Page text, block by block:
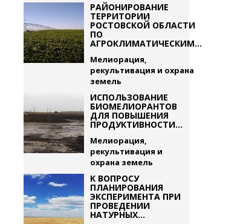
РАЙОНИРОВАНИЕ
ТЕРРИТОРИИ
РОСТОВСКОЙ ОБЛАСТИ
ПО
АГРОКЛИМАТИЧЕСКИМ...
Мелиорация,
рекультивация и охрана
земель
ИСПОЛЬЗОВАНИЕ
БИОМЕЛИОРАНТОВ
ДЛЯ ПОВЫШЕНИЯ
ПРОДУКТИВНОСТИ...
Мелиорация,
рекультивация и
охрана земель
К ВОПРОСУ
ПЛАНИРОВАНИЯ
ЭКСПЕРИМЕНТА ПРИ
ПРОВЕДЕНИИ
НАТУРНЫХ...